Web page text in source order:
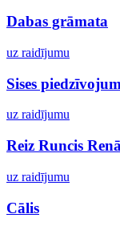
Dabas grāmata
uz raidījumu
Sises
uz raidījumu
Reiz Runcis
uz raidījumu
Cālis